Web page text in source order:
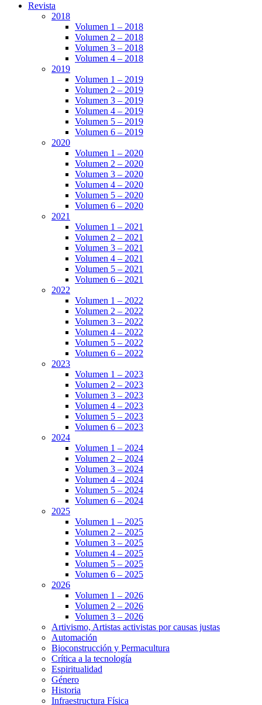
Revista
2018
Volumen 1 – 2018
Volumen 2 – 2018
Volumen 3 – 2018
Volumen 4 – 2018
2019
Volumen 1 – 2019
Volumen 2 – 2019
Volumen 3 – 2019
Volumen 4 – 2019
Volumen 5 – 2019
Volumen 6 – 2019
2020
Volumen 1 – 2020
Volumen 2 – 2020
Volumen 3 – 2020
Volumen 4 – 2020
Volumen 5 – 2020
Volumen 6 – 2020
2021
Volumen 1 – 2021
Volumen 2 – 2021
Volumen 3 – 2021
Volumen 4 – 2021
Volumen 5 – 2021
Volumen 6 – 2021
2022
Volumen 1 – 2022
Volumen 2 – 2022
Volumen 3 – 2022
Volumen 4 – 2022
Volumen 5 – 2022
Volumen 6 – 2022
2023
Volumen 1 – 2023
Volumen 2 – 2023
Volumen 3 – 2023
Volumen 4 – 2023
Volumen 5 – 2023
Volumen 6 – 2023
2024
Volumen 1 – 2024
Volumen 2 – 2024
Volumen 3 – 2024
Volumen 4 – 2024
Volumen 5 – 2024
Volumen 6 – 2024
2025
Volumen 1 – 2025
Volumen 2 – 2025
Volumen 3 – 2025
Volumen 4 – 2025
Volumen 5 – 2025
Volumen 6 – 2025
2026
Volumen 1 – 2026
Volumen 2 – 2026
Volumen 3 – 2026
Artivismo, Artistas activistas por causas justas
Automación
Bioconstrucción y Permacultura
Crítica a la tecnología
Espiritualidad
Género
Historia
Infraestructura Física